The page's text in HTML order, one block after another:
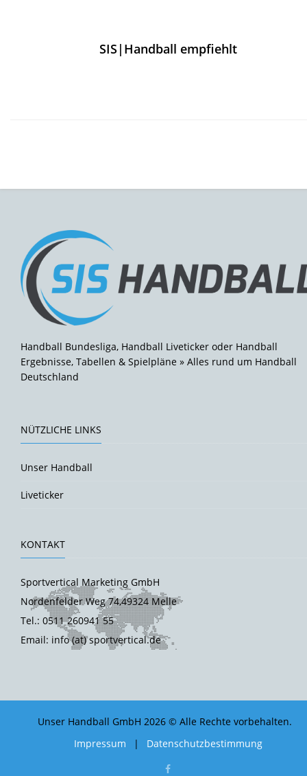
SIS|Handball empfiehlt
Handball Bundesliga, Handball Liveticker oder Handball
Ergebnisse, Tabellen & Spielpläne » Alles rund um Handball
Deutschland
NÜTZLICHE LINKS
Unser Handball
Liveticker
KONTAKT
Sportvertical Marketing GmbH
Nordenfelder Weg 74,49324 Melle
Tel.: 0511 260941 55
Email: info (at) sportvertical.de
Unser Handball GmbH 2026 © Alle Rechte vorbehalten.
Impressum
| Datenschutzbestimmung